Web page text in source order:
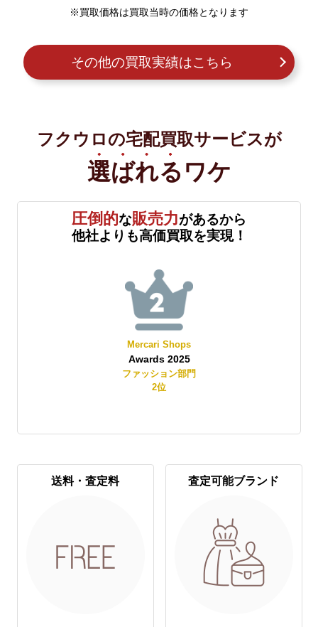
※買取価格は買取当時の価格となります
その他の買取実績はこちら
フクウロの宅配買取サービスが
選ばれる ワケ
圧倒的な販売力があるから
他社よりも高価買取を実現！
Mercari Shops
Awards 2025
ファッション部門
2位
送料・査定料 査定可能ブランド